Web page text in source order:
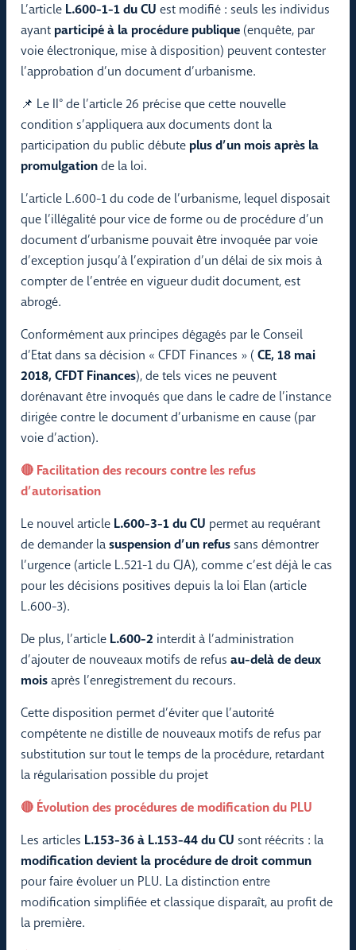
L’article L.600-1-1 du CU est modifié : seuls les individus
ayant participé à la procédure publique (enquête, par
voie électronique, mise à disposition) peuvent contester
l’approbation d’un document d’urbanisme.
📌 Le II° de l’article 26 précise que cette nouvelle
condition s’appliquera aux documents dont la
participation du public débute plus d’un mois après la
promulgationde la loi.
L’article L.600-1 du code de l’urbanisme, lequel disposait
que l’illégalité pour vice de forme ou de procédure d’un
document d’urbanisme pouvait être invoquée par voie
d’exception jusqu’à l’expiration d’un délai de six mois à
compter de l’entrée en vigueur dudit document, est
abrogé.
Conformément aux principes dégagés par le Conseil
d’Etat dans sa décision « CFDT Finances » ( CE, 18 mai
2018, CFDT Finances), de tels vices ne peuvent
dorénavant être invoqués que dans le cadre de l’instance
dirigée contre le document d’urbanisme en cause (par
voie d’action).
🔴 Facilitation des recours contre les refus
d’autorisation
Le nouvel article L.600-3-1 du CU permet au requérant
de demander lasuspension d’un refussans démontrer
l’urgence (article L.521-1 du CJA), comme c’est déjà le cas
pour les décisions positives depuis la loi Elan (article
L.600-3).
De plus, l’article L.600-2 interdit à l’administration
d’ajouter de nouveaux motifs de refus au-delà de deux
moisaprès l’enregistrement du recours.
Cette disposition permet d’éviter que l’autorité
compétente ne distille de nouveaux motifs de refus par
substitution sur tout le temps de la procédure, retardant
la régularisation possible du projet
🔴 Évolution des procédures de modification du PLU
Les articles L.153-36 à L.153-44 du CU sont réécrits : la
modification devient la procédure de droit commun
pour faire évoluer un PLU. La distinction entre
modification simplifiée et classique disparaît, au profit de
la première.